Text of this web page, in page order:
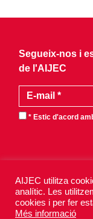
Segueix-nos i
de l'AIJEC
* Estic d'acord
AIJEC
Avís
AIJEC utilitza
analític. Les
cookies i per fer
Més informació